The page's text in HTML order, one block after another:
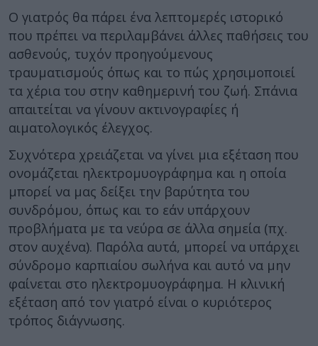
O γιατρός θα πάρει ένα λεπτομερές ιστορικό
που πρέπει να περιλαμβάνει άλλες παθήσεις του
ασθενούς, τυχόν προηγούμενους
τραυματισμούς όπως και το πώς χρησιμοποιεί
τα χέρια του στην καθημερινή του ζωή. Σπάνια
απαιτείται να γίνουν ακτινογραφίες ή
αιματολογικός έλεγχος.
Συχνότερα χρειάζεται να γίνει μια εξέταση που
ονομάζεται ηλεκτρομυογράφημα και η οποία
μπορεί να μας δείξει την βαρύτητα του
συνδρόμου, όπως και το εάν υπάρχουν
προβλήματα με τα νεύρα σε άλλα σημεία (πχ.
στον αυχένα). Παρόλα αυτά, μπορεί να υπάρχει
σύνδρομο καρπιαίου σωλήνα και αυτό να μην
φαίνεται στο ηλεκτρομυογράφημα. Η κλινική
εξέταση από τον γιατρό είναι ο κυριότερος
τρόπος διάγνωσης.